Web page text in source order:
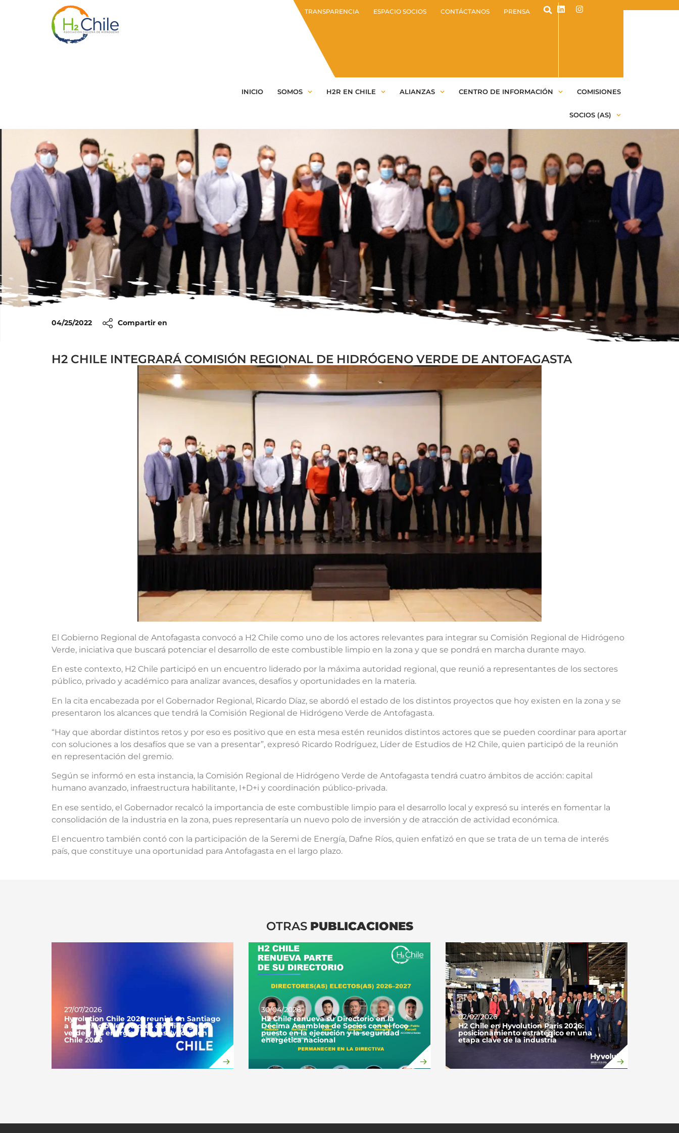
TRANSPARENCIA ESPACIO SOCIOS CONTÁCTANOS PRENSA
INICIO SOMOS H2R EN CHILE ALIANZAS CENTRO DE INFORMACIÓN COMISIONES
SOCIOS (AS)
04/25/2022 Compartir en
H2 CHILE INTEGRARÁ COMISIÓN REGIONAL DE HIDRÓGENO VERDE DE ANTOFAGASTA
El Gobierno Regional de Antofagasta convocó a H2 Chile como uno de los actores relevantes para integrar su Comisión Regional de Hidrógeno
Verde, iniciativa que buscará potenciar el desarrollo de este combustible limpio en la zona y que se pondrá en marcha durante mayo.
En este contexto, H2 Chile participó en un encuentro liderado por la máxima autoridad regional, que reunió a representantes de los sectores
público, privado y académico para analizar avances, desafíos y oportunidades en la materia.
En la cita encabezada por el Gobernador Regional, Ricardo Díaz, se abordó el estado de los distintos proyectos que hoy existen en la zona y se
presentaron los alcances que tendrá la Comisión Regional de Hidrógeno Verde de Antofagasta.
“Hay que abordar distintos retos y por eso es positivo que en esta mesa estén reunidos distintos actores que se pueden coordinar para aportar
con soluciones a los desafíos que se van a presentar”, expresó Ricardo Rodríguez, Líder de Estudios de H2 Chile, quien participó de la reunión
en representación del gremio.
Según se informó en esta instancia, la Comisión Regional de Hidrógeno Verde de Antofagasta tendrá cuatro ámbitos de acción: capital
humano avanzado, infraestructura habilitante, I+D+i y coordinación público-privada.
En ese sentido, el Gobernador recalcó la importancia de este combustible limpio para el desarrollo local y expresó su interés en fomentar la
consolidación de la industria en la zona, pues representaría un nuevo polo de inversión y de atracción de actividad económica.
El encuentro también contó con la participación de la Seremi de Energía, Dafne Ríos, quien enfatizó en que se trata de un tema de interés
país, que constituye una oportunidad para Antofagasta en el largo plazo.
OTRAS PUBLICACIONES
27/07/2026
Hyvolution Chile 2026 reunirá en Santiago
a los principales actores del hidrógeno
verde y las energías limpiasHyVolution
Chile 2026
30/04/2026
H2 Chile renueva su Directorio en la
Décima Asamblea de Socios con el foco
puesto en la ejecución y la seguridad
energética nacional
02/02/2026
H2 Chile en Hyvolution Paris 2026:
posicionamiento estratégico en una
etapa clave de la industria